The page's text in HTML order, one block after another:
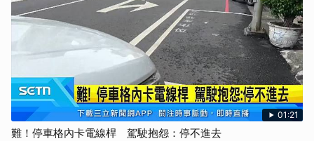
01:21
難！停車格內卡電線桿 駕駛抱怨：停不進去